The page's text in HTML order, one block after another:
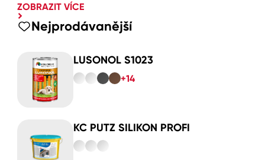
ZOBRAZIT VÍCE
Nejprodávanější
LUSONOL S1023
+14
KC PUTZ SILIKON PROFI